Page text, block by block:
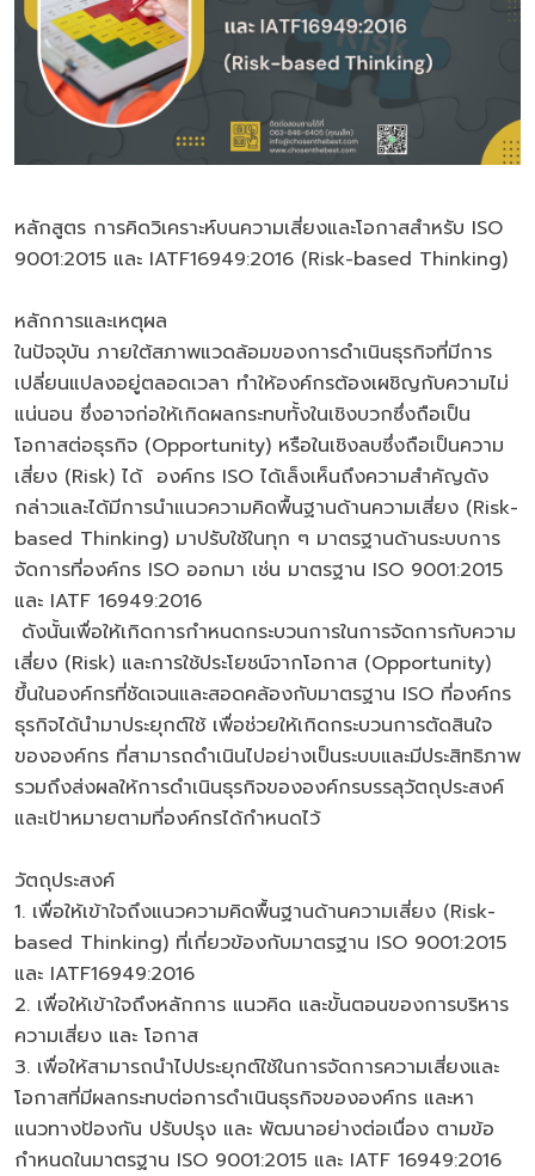
หลักสูตร การคิดวิเคราะห์บนความเสี่ยงและโอกาสสำหรับ ISO
9001:2015 และ IATF16949:2016 (Risk-based Thinking)
หลักการและเหตุผล
ในปัจจุบัน ภายใต้สภาพแวดล้อมของการดำเนินธุรกิจที่มีการ
เปลี่ยนแปลงอยู่ตลอดเวลา ทำให้องค์กรต้องเผชิญกับความไม่
แน่นอน ซึ่งอาจก่อให้เกิดผลกระทบทั้งในเชิงบวกซึ่งถือเป็น
โอกาสต่อธุรกิจ (Opportunity) หรือในเชิงลบซึ่งถือเป็นความ
เสี่ยง (Risk) ได้ องค์กร ISO ได้เล็งเห็นถึงความสำคัญดัง
กล่าวและได้มีการนำแนวความคิดพื้นฐานด้านความเสี่ยง (Risk-
based Thinking) มาปรับใช้ในทุก ๆ มาตรฐานด้านระบบการ
จัดการที่องค์กร ISO ออกมา เช่น มาตรฐาน ISO 9001:2015
และ IATF 16949:2016
ดังนั้นเพื่อให้เกิดการกำหนดกระบวนการในการจัดการกับความ
เสี่ยง (Risk) และการใช้ประโยชน์จากโอกาส (Opportunity)
ขึ้นในองค์กรที่ชัดเจนและสอดคล้องกับมาตรฐาน ISO ที่องค์กร
ธุรกิจได้นำมาประยุกต์ใช้ เพื่อช่วยให้เกิดกระบวนการตัดสินใจ
ขององค์กร ที่สามารถดำเนินไปอย่างเป็นระบบและมีประสิทธิภาพ
รวมถึงส่งผลให้การดำเนินธุรกิจขององค์กรบรรลุวัตถุประสงค์
และเป้าหมายตามที่องค์กรได้กำหนดไว้
วัตถุประสงค์
1. เพื่อให้เข้าใจถึงแนวความคิดพื้นฐานด้านความเสี่ยง (Risk-
based Thinking) ที่เกี่ยวข้องกับมาตรฐาน ISO 9001:2015
และ IATF16949:2016
2. เพื่อให้เข้าใจถึงหลักการ แนวคิด และขั้นตอนของการบริหาร
ความเสี่ยง และ โอกาส
3. เพื่อให้สามารถนำไปประยุกต์ใช้ในการจัดการความเสี่ยงและ
โอกาสที่มีผลกระทบต่อการดำเนินธุรกิจขององค์กร และหา
แนวทางป้องกัน ปรับปรุง และ พัฒนาอย่างต่อเนื่อง ตามข้อ
กำหนดในมาตรฐาน ISO 9001:2015 และ IATF 16949:2016